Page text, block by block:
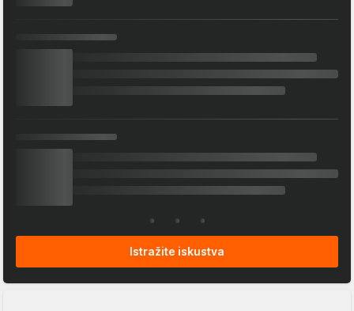
Istražite iskustva